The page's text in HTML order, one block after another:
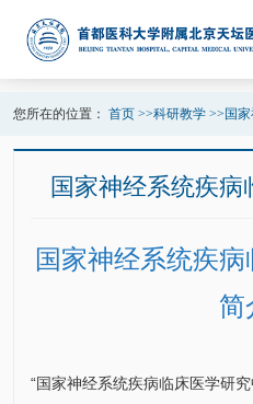
您所在的位置： 首页>>科研教学>>国
国家神经系统疾
国家神经系统疾
简
“国家神经系统疾病临床医学研